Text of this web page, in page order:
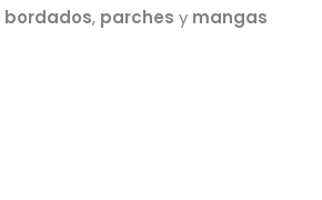
bordados, parches y mangas